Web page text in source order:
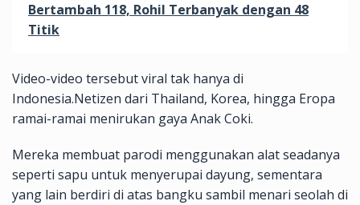
Bertambah 118, Rohil Terbanyak dengan 48
Titik
Video-video tersebut viral tak hanya di
Indonesia.Netizen dari Thailand, Korea, hingga Eropa
ramai-ramai menirukan gaya Anak Coki.
Mereka membuat parodi menggunakan alat seadanya
seperti sapu untuk menyerupai dayung, sementara
yang lain berdiri di atas bangku sambil menari seolah di